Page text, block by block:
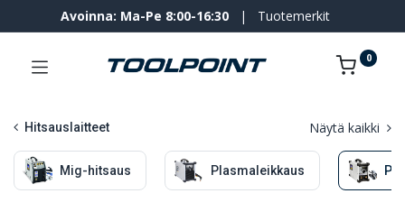
Avoinna: Ma-Pe 8:00-16:30 | Tuotemerkit
0
Hitsauslaitteet Näytä kaikki
Mig-hitsaus Plasmaleikkaus